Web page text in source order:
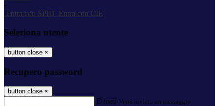
-
Entra con SPID
Entra con CIE
Seleziona utente
button close ×
Recupero password
button close ×
E-mail Verrà inviato un messaggio